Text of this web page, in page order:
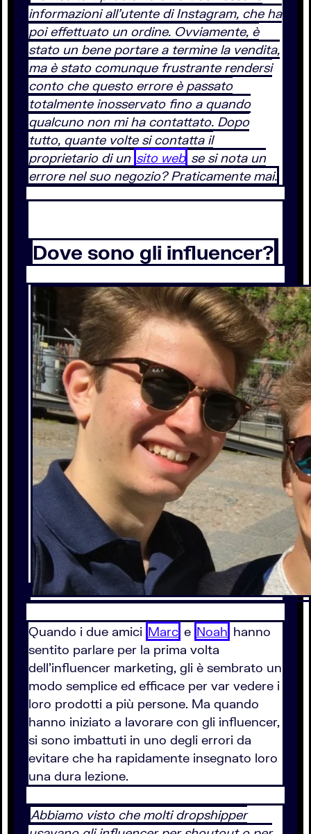
informazioni all’utente di Instagram, che ha
poi effettuato un ordine. Ovviamente, è
stato un bene portare a termine la vendita,
ma è stato comunque frustrante rendersi
conto che questo errore è passato
totalmente inosservato fino a quando
qualcuno non mi ha contattato. Dopo
tutto, quante volte si contatta il
proprietario di un sito web se si nota un
errore nel suo negozio? Praticamente mai.
Dove sono gli influencer?
Quando i due amici Marc e Noah hanno
sentito parlare per la prima volta
dell’influencer marketing, gli è sembrato un
modo semplice ed efficace per var vedere i
loro prodotti a più persone. Ma quando
hanno iniziato a lavorare con gli influencer,
si sono imbattuti in uno degli errori da
evitare che ha rapidamente insegnato loro
una dura lezione.
Abbiamo visto che molti dropshipper